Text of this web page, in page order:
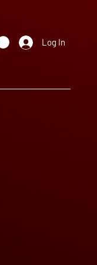
Log In